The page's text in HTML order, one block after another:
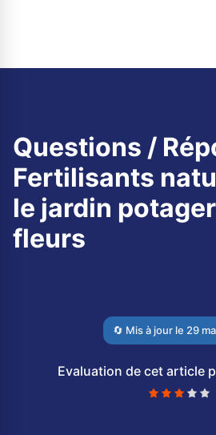
Questions /
Fertilisants
le jardin
fleurs
🔄 Mis à jour le 29
Evaluation de cet article